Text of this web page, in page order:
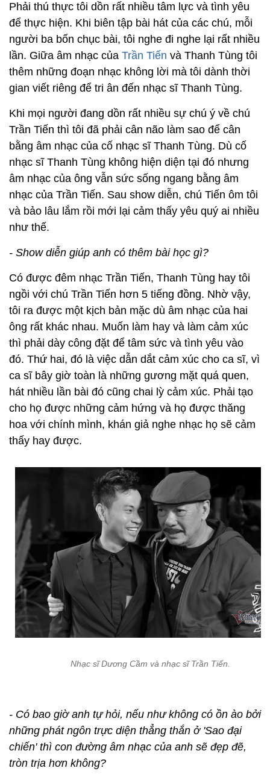
Phải thú thực tôi dồn rất nhiều tâm lực và tình yêu
để thực hiện. Khi biên tập bài hát của các chú, mỗi
người ba bốn chục bài, tôi nghe đi nghe lại rất nhiều
lần. Giữa âm nhạc của Trần Tiến và Thanh Tùng tôi
thêm những đoạn nhạc không lời mà tôi dành thời
gian viết riêng để tri ân đến nhạc sĩ Thanh Tùng.
Khi mọi người đang dồn rất nhiều sự chú ý về chú
Trần Tiến thì tôi đã phải cân não làm sao để cân
bằng âm nhạc của cố nhạc sĩ Thanh Tùng. Dù cố
nhạc sĩ Thanh Tùng không hiện diện tại đó nhưng
âm nhạc của ông vẫn sức sống ngang bằng âm
nhạc của Trần Tiến. Sau show diễn, chú Tiến ôm tôi
và bảo lâu lắm rồi mới lại cảm thấy yêu quý ai nhiều
như thế.
- Show diễn giúp anh có thêm bài học gì?
Có được đêm nhạc Trần Tiến, Thanh Tùng hay tôi
ngồi với chú Trần Tiến hơn 5 tiếng đồng. Nhờ vậy,
tôi ra được một kịch bản mặc dù âm nhạc của hai
ông rất khác nhau. Muốn làm hay và làm cảm xúc
thì phải dày công đặt để tâm sức và tình yêu vào
đó. Thứ hai, đó là việc dẫn dắt cảm xúc cho ca sĩ, vì
ca sĩ bây giờ toàn là những gương mặt quá quen,
hát nhiều lần bài đó cũng chai lỳ cảm xúc. Phải tạo
cho họ được những cảm hứng và họ được thăng
hoa với chính mình, khán giả nghe nhạc họ sẽ cảm
thấy hay được.
Nhạc sĩ Dương Cầm và nhạc sĩ Trần Tiến.
- Có bao giờ anh tự hỏi, nếu như không có ồn ào bởi
những phát ngôn trực diện thẳng thắn ở 'Sao đại
chiến' thì con đường âm nhạc của anh sẽ đẹp đẽ,
tròn trịa hơn không?